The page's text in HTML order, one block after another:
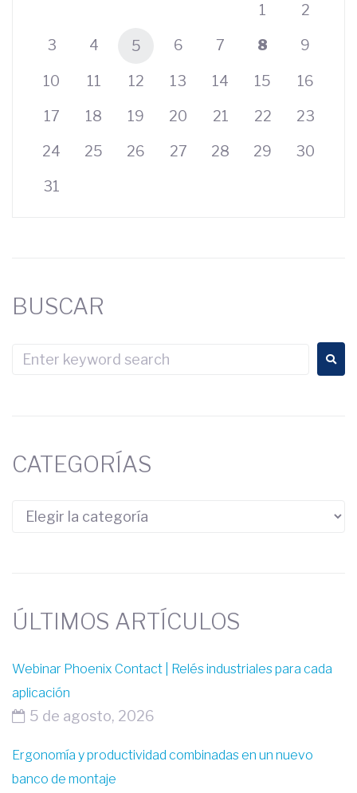
1 2
3 4 5 6 7 8 9
10 11 12 13 14 15 16
17 18 19 20 21 22 23
24 25 26 27 28 29 30
31
BUSCAR
CATEGORÍAS
ÚLTIMOS ARTÍCULOS
Webinar Phoenix Contact | Relés industriales para cada
aplicación
5 de agosto, 2026
Ergonomía y productividad combinadas en un nuevo
banco de montaje